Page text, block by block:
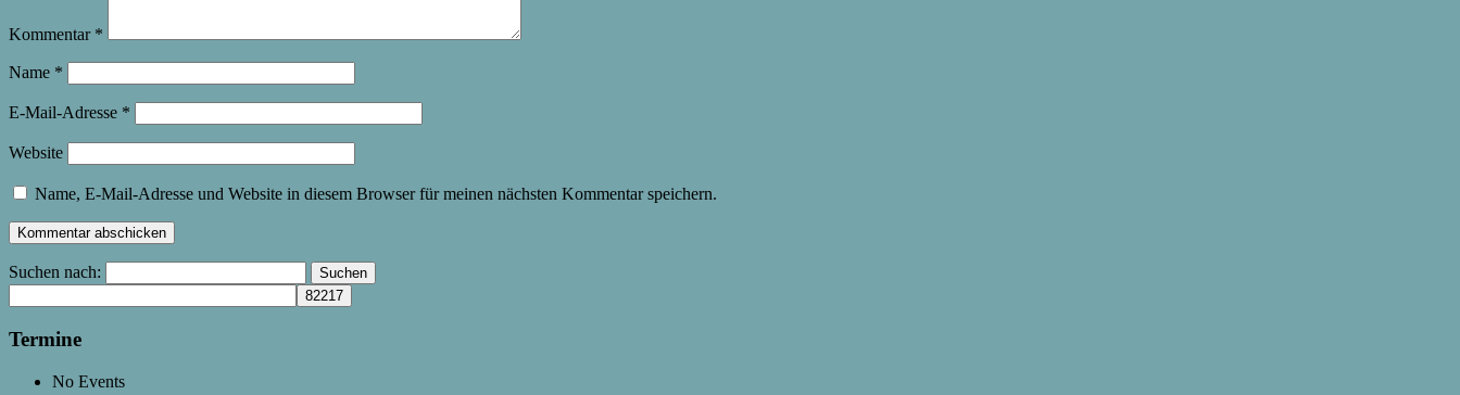
Kommentar *
Name *
E-Mail-Adresse *
Website
Name, E-Mail-Adresse und Website in diesem Browser für meinen nächsten Kommentar speichern.
Suchen nach:
Termine
No Events